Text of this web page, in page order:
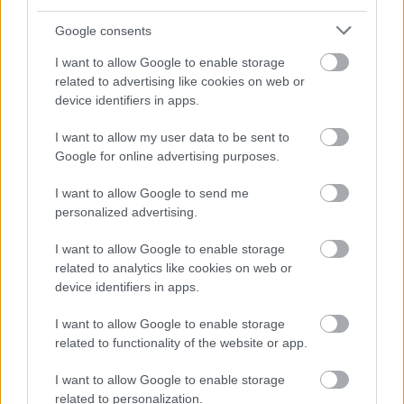
Google consents
I want to allow Google to enable storage
related to advertising like cookies on web or
device identifiers in apps.
I want to allow my user data to be sent to
Google for online advertising purposes.
I want to allow Google to send me
personalized advertising.
I want to allow Google to enable storage
related to analytics like cookies on web or
device identifiers in apps.
I want to allow Google to enable storage
related to functionality of the website or app.
I want to allow Google to enable storage
related to personalization.
országban a filoxéra, mely alig tíz év alatt a magyar
szőlőállomány több, mint 40 (egyes becslések szerint
70) százalékát kipusztította. A bor ára ennek
hatására szinte a csillagos égbe emelkedett, és a
nemesség után az átlagembereket is a sör felé
terelte. A Dreher család pedig – mintha csak előre
látták volna a dolgok ilyetén módon való alakulását
– a háttérben megerősítette és hatalmasra
1894-ben két új vállalkozás is úgy döntött,
Polgári Serfőzde Rt. És a Királyi Serfőzde Rt., ez
utóbbi azonban tiszavirág életűnek bizonyult és alig
két évnyi vegetálás után csődbe ment. Ekkora a
sört termelt, mint egyetlen igazi konkurense a
Barber-Klusemann és a századfordulóra már
Európa legnagyobb üzemének számított éves 1
millió hektoliteres teljesítményére. Így volt ez annak